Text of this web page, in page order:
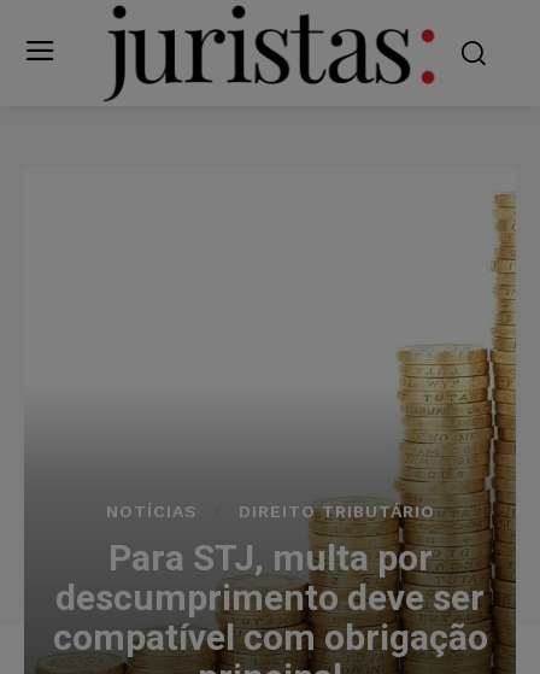
NOTÍCIAS DIREITO TRIBUTÁRIO
Para STJ, multa por
descumprimento deve ser
compatível com obrigação